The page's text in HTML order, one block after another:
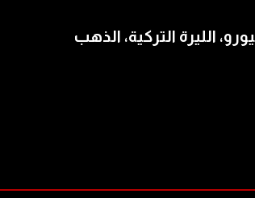
الليرة التركية، الذهب